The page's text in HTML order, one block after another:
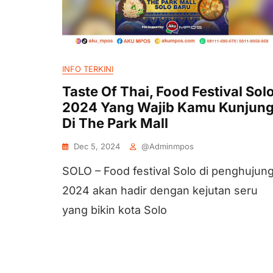
INFO TERKINI
Taste Of Thai, Food Festival
2024 Yang Wajib Kamu
Di The Park Mall
Dec 5, 2024 @adminmpos
SOLO – Food festival Solo di penghujung
2024 akan hadir dengan kejutan seru
yang bikin kota Solo